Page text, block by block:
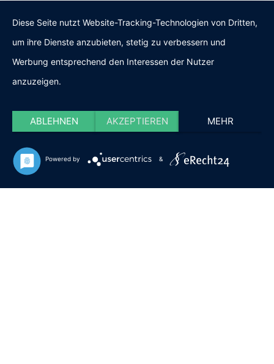
Diese Seite nutzt Website-Tracking-Technologien von Dritten,
um ihre Dienste anzubieten, stetig zu verbessern und
Werbung entsprechend den Interessen der Nutzer
anzuzeigen.
ABLEHNEN AKZEPTIEREN MEHR
Powered by &